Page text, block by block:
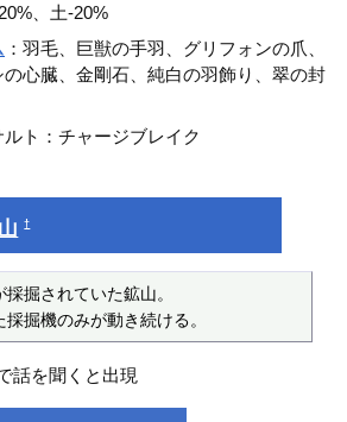
、土-20%
：羽毛、巨獣の手羽、グリフォンの爪、
の心臓、金剛石、純白の羽飾り、翠の封
ト：チャージブレイク
†
掘されていた鉱山。
掘機のみが動き続ける。
話を聞くと出現